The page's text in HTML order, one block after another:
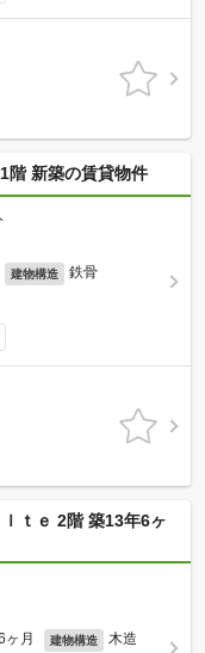
階 新築の賃貸物件
建物構造 鉄骨
ｔｅ 2階 築13年6ヶ
ヶ月 建物構造 木造